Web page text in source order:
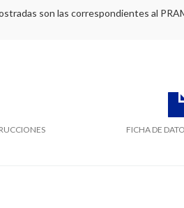
son las correspondientes al
FICHA DE